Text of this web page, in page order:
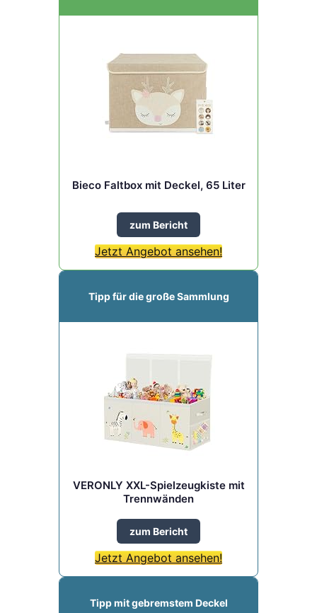
Bieco Faltbox mit Deckel, 65 Liter
zum Bericht
Jetzt Angebot ansehen!
Tipp für die große Sammlung
VERONLY XXL-Spielzeugkiste mit
Trennwänden
zum Bericht
Jetzt Angebot ansehen!
Tipp mit gebremstem Deckel